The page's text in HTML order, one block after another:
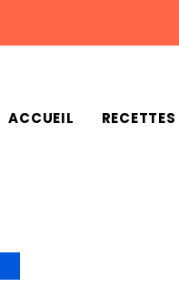
ACCUEIL RECETTES